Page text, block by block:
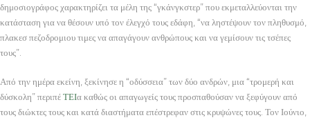
δημοσιογράφος χαρακτηρίζει τα μέλη της “γκάνγκστερ” που εκμεταλλεύονται την
κατάσταση για να θέσουν υπό τον έλεγχό τους εδάφη, “να ληστέψουν τον πληθυσμό,
πλακεσ πεζοδρομιου τιμες να απαγάγουν ανθρώπους και να γεμίσουν τις τσέπες
τους”.
Από την ημέρα εκείνη, ξεκίνησε η “οδύσσεια” των δύο ανδρών, μια “τρομερή και
δύσκολη” περιπέΤΕΙα καθώς οι απαγωγείς τους προσπαθούσαν να ξεφύγουν από
τους διώκτες τους και κατά διαστήματα επέστρεφαν στις κρυψώνες τους. Τον Ιούνιο,